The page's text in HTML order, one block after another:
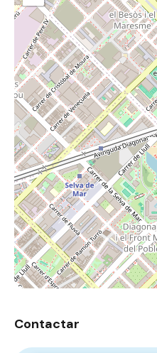
Contactar